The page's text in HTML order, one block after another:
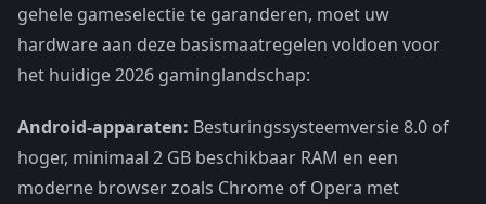
gehele gameselectie te garanderen, moet uw
hardware aan deze basismaatregelen voldoen voor
het huidige 2026 gaminglandschap:
Android-apparaten: Besturingssysteemversie 8.0 of
hoger, minimaal 2 GB beschikbaar RAM en een
moderne browser zoals Chrome of Opera met